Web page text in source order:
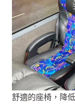
舒適的座椅，降